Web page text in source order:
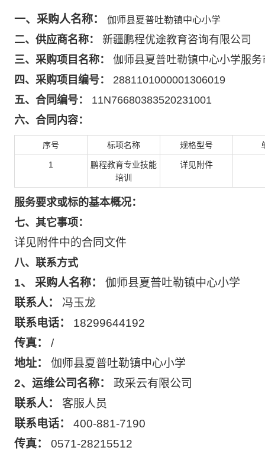
一、 采购人名称： 伽师县夏普吐勒镇中心小学
二、 供应商名称：
新疆鹏程优途教育咨询有限公司
三、 采购项目名称：
伽师县夏普吐勒镇中心小学服务
四、 采购项目编号：
2881101000001306019
五、 合同编号：
11N76680383520231001
六、 合同内容：
序号 标项名称 规格型号
1
鹏程教育专业技能
培训
详见附件
服务要求或标的基本概况：
七、 其它事项：
详见附件中的合同文件
八、 联系方式
1、 采购人名称：
伽师县夏普吐勒镇中心小学
联系人：
冯玉龙
联系电话：
18299644192
传真：
/
地址：
伽师县夏普吐勒镇中心小学
2、运维公司名称：
政采云有限公司
联系人：
客服人员
联系电话：
400-881-7190
传真：
0571-28215512